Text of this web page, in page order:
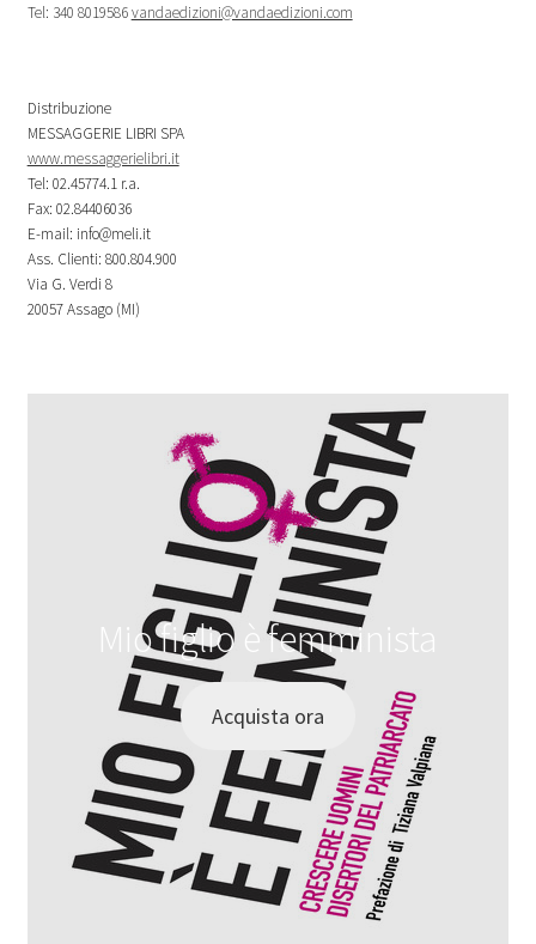
Tel: 340 8019586vandaedizioni@vandaedizioni.com
Distribuzione
MESSAGGERIE LIBRI SPA
www.messaggerielibri.it
Tel: 02.45774.1 r.a.
Fax: 02.84406036
E-mail: info@meli.it
Ass. Clienti: 800.804.900
Via G. Verdi 8
20057 Assago (MI)
Mio figlio è femminista
Acquista ora